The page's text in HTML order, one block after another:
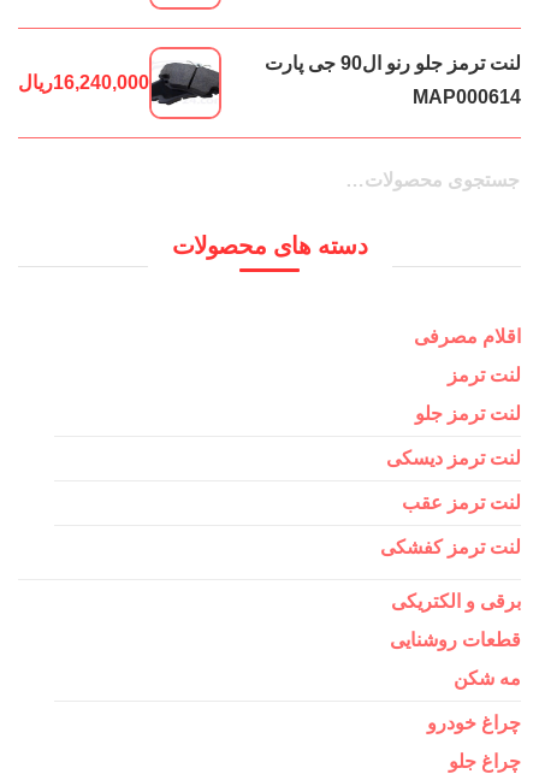
لنت ترمز جلو رنو ال90 جی پارت
MAP000614
16,240,000ریال
جستجو
جستجو
دسته های محصولات
اقلام مصرفی
لنت ترمز
لنت ترمز جلو
لنت ترمز دیسکی
لنت ترمز عقب
لنت ترمز کفشکی
برقی و الکتریکی
قطعات روشنایی
مه شکن
چراغ خودرو
چراغ جلو